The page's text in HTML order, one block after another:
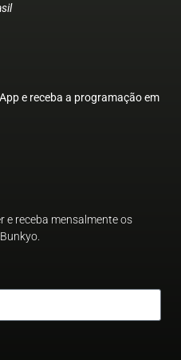
e receba a programação em
e receba mensalmente os